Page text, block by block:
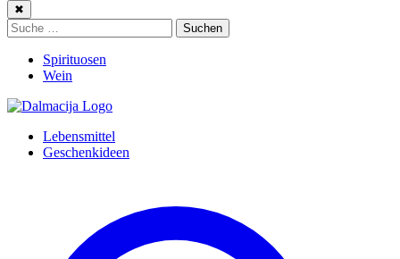
✖
Suche: Suchen
Spirituosen
Wein
Lebensmittel
Geschenkideen